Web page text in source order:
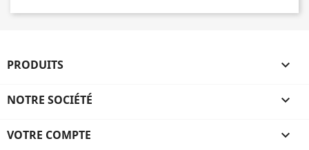
PRODUITS 
NOTRE SOCIÉTÉ 
VOTRE COMPTE 